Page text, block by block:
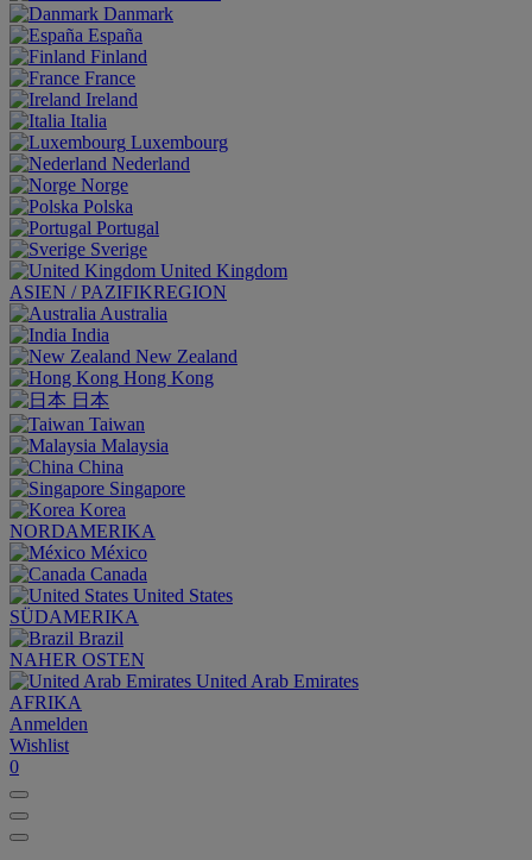
Danmark
España
Finland
France
Ireland
Italia
Luxembourg
Nederland
Norge
Polska
Portugal
Sverige
United Kingdom
ASIEN / PAZIFIKREGION
Australia
India
New Zealand
Hong Kong
日本
Taiwan
Malaysia
China
Singapore
Korea
NORDAMERIKA
México
Canada
United States
SÜDAMERIKA
Brazil
NAHER OSTEN
United Arab Emirates
AFRIKA
Anmelden
Wishlist
0